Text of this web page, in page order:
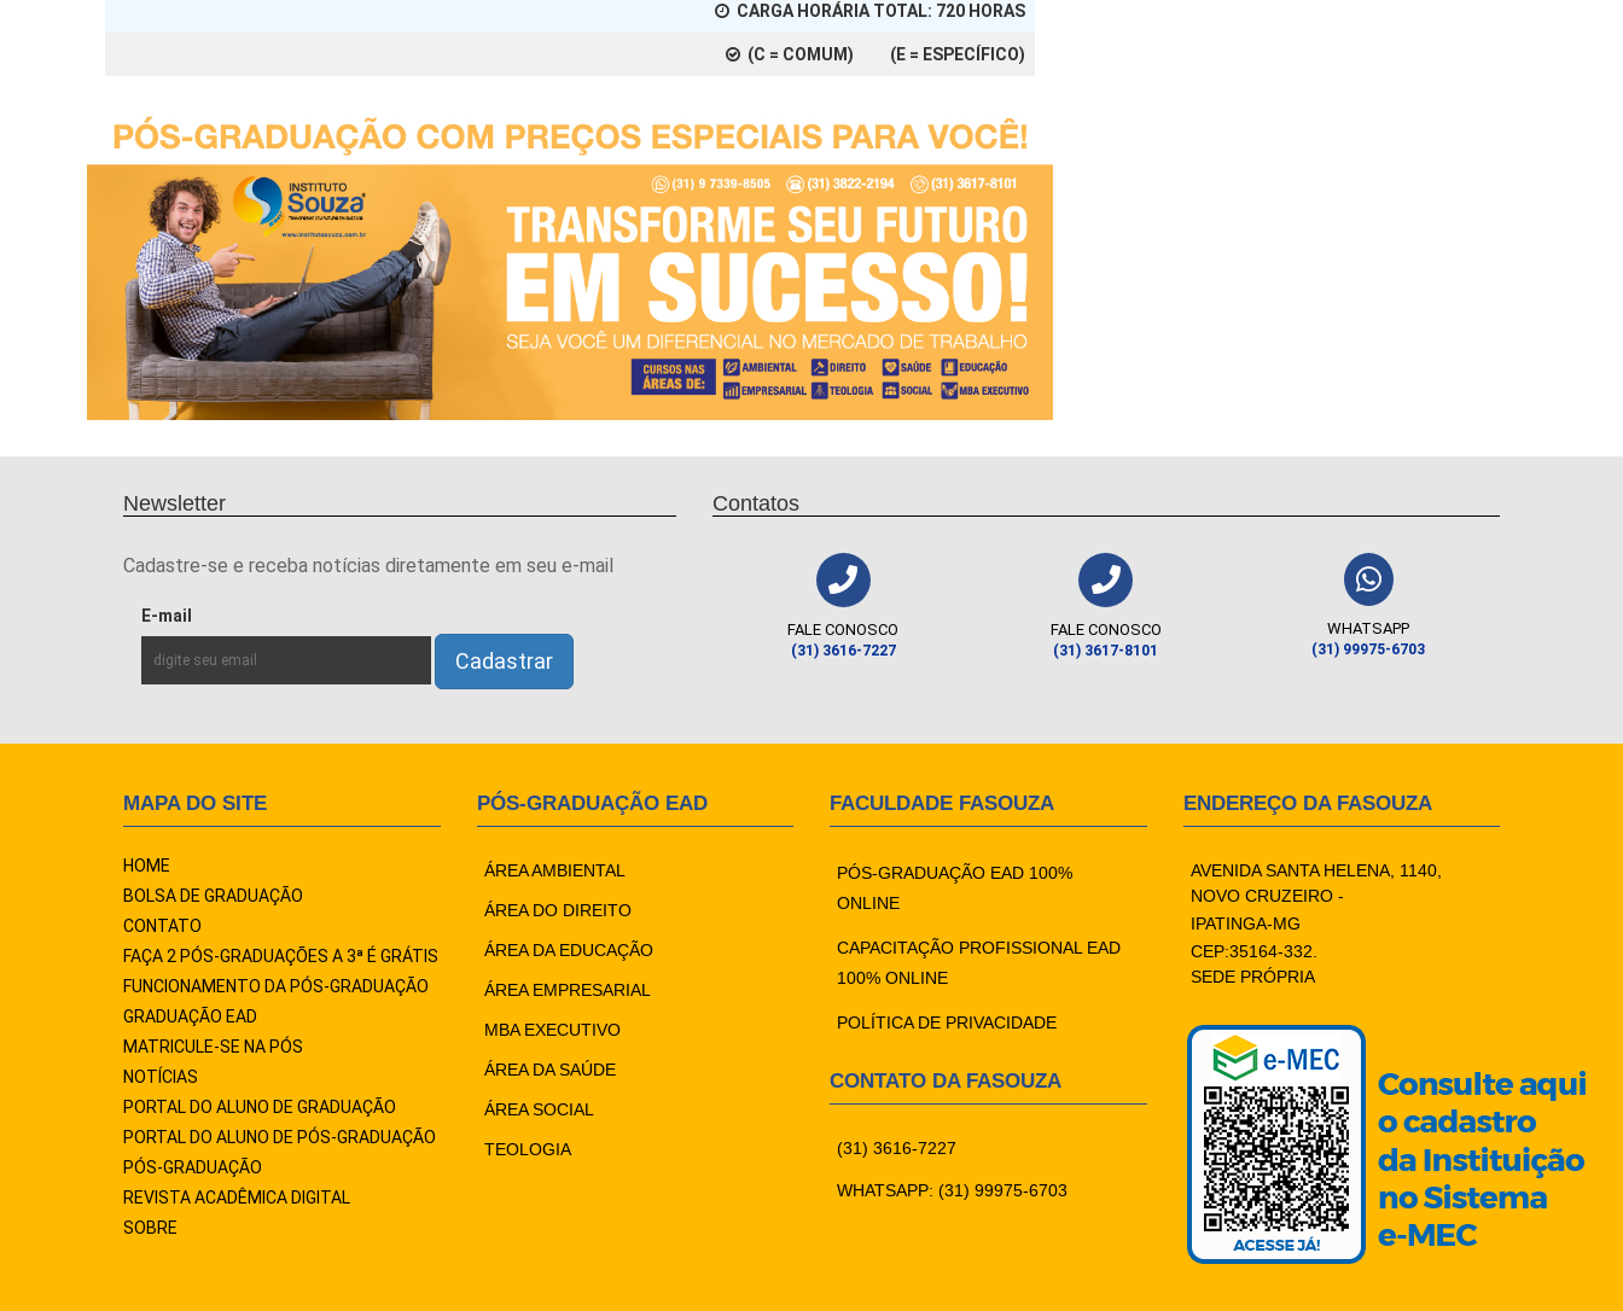
CARGA HORÁRIA TOTAL: 720 HORAS
(C = COMUM) (E = ESPECÍFICO)
Newsletter
Cadastre-se e receba notícias diretamente em seu e-mail
E-mail
Contatos
FALE CONOSCO
(31) 3616-7227
FALE CONOSCO
(31) 3617-8101
WHATSAPP
(31) 99975-6703
MAPA DO SITE
HOME
BOLSA DE GRADUAÇÃO
CONTATO
FAÇA 2 PÓS-GRADUAÇÕES A 3ª É GRÁTIS
FUNCIONAMENTO DA PÓS-GRADUAÇÃO
GRADUAÇÃO EAD
MATRICULE-SE NA PÓS
NOTÍCIAS
PORTAL DO ALUNO DE GRADUAÇÃO
PORTAL DO ALUNO DE PÓS-GRADUAÇÃO
PÓS-GRADUAÇÃO
REVISTA ACADÊMICA DIGITAL
SOBRE
PÓS-GRADUAÇÃO EAD
ÁREA AMBIENTAL
ÁREA DO DIREITO
ÁREA DA EDUCAÇÃO
ÁREA EMPRESARIAL
MBA EXECUTIVO
ÁREA DA SAÚDE
ÁREA SOCIAL
TEOLOGIA
FACULDADE FASOUZA
PÓS-GRADUAÇÃO EAD 100%
ONLINE
CAPACITAÇÃO PROFISSIONAL EAD
100% ONLINE
POLÍTICA DE PRIVACIDADE
CONTATO DA FASOUZA
(31) 3616-7227
WHATSAPP: (31) 99975-6703
ENDEREÇO DA FASOUZA
AVENIDA SANTA HELENA, 1140,
NOVO CRUZEIRO -
IPATINGA-MG
CEP:35164-332.
SEDE PRÓPRIA